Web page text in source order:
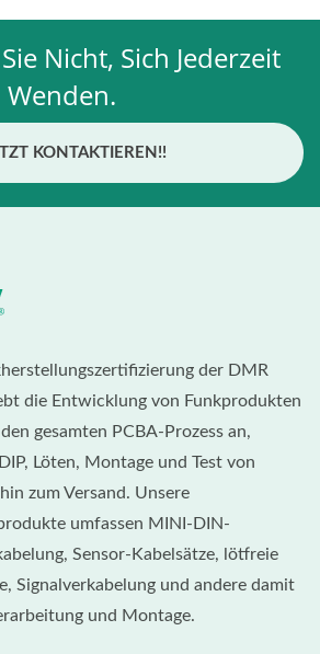
Nicht, Sich Jederzeit
KONTAKTIEREN!!
der DMR
die Entwicklung von Funkprodukten
gesamten PCBA-Prozess an,
Löten, Montage und Test von
zum Versand. Unsere
umfassen MINI-DIN-
Sensor-Kabelsätze, lötfreie
Signalverkabelung und andere damit
und Montage.